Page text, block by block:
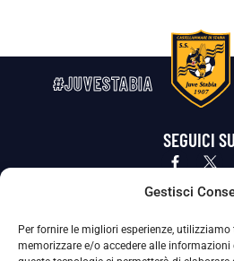
Gestisci
Per fornire le migliori esperienze,
memorizzare e/o accedere alle
#JUVESTABIA
SEGUICI
Privacy Policy Cookie Policy
La Società ha nominato il Responsabile della Protezione dei Dati
adottate dalla nostra Società per tutelare i